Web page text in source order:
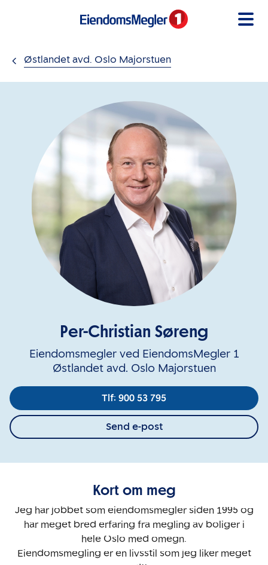
Østlandet avd. Oslo Majorstuen
Per-Christian Søreng
Eiendomsmegler ved EiendomsMegler 1
Østlandet avd. Oslo Majorstuen
Tlf: 900 53 795
Send e-post
Kort om meg
Jeg har jobbet som eiendomsmegler siden 1995 og
har meget bred erfaring fra megling av boliger i
hele Oslo med omegn.
Eiendomsmegling er en livsstil som jeg liker meget